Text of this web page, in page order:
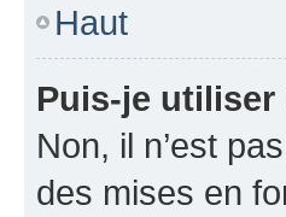
Haut
Puis-je utiliser
Non, il n’est
des mises en